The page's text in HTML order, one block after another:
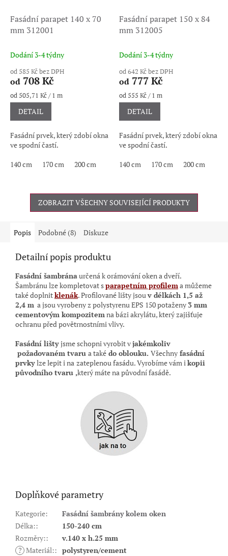
Fasádní parapet 140 x 70
mm 312001
Dodání 3-4 týdny
od 585 Kč bez DPH
od 708 Kč
Měrná
cena:
od 505,71 Kč / 1 m
DETAIL
Fasádní prvek, který zdobí okna
ve spodní častí.
140 cm
170 cm 200 cm
Fasádní parapet 150 x 84
mm 312005
Dodání 3-4 týdny
od 642 Kč bez DPH
od 777 Kč
Měrná
cena:
od 555 Kč / 1 m
DETAIL
Fasádní prvek, který zdobí okna
ve spodní častí.
140 cm
170 cm 200 cm
ZOBRAZIT VŠECHNY SOUVISEJÍCÍ PRODUKTY
Popis Podobné (8) Diskuze
Detailní popis produktu
Fasádní šambránaurčená k orámování oken a dveří.
Šambránu lze kompletovat sparapetním profilema můžeme
také doplnitklenák. Profilované lišty jsouv délkách 1,5 až
2,4 m a jsou vyrobeny z polystyrenu EPS 150 potaženy 3 mm
cementovým kompozitemna bázi akrylátu, který zajišťuje
ochranu před povětrnostními vlivy.
Fasádní lištyjsme schopni vyrobit vjakémkoliv
požadovaném tvaru a také do oblouku. Všechny fasádní
prvky lze lepit i na zateplenou fasádu. Vyrobíme vám ikopii
původního tvaru ,který máte na původnífasádě.
Doplňkové parametry
Kategorie:
Fasádní šambrány kolem oken
Délka::
150-240 cm
Rozměry::
v.140 x h.25 mm
? Materiál:: polystyren/cement